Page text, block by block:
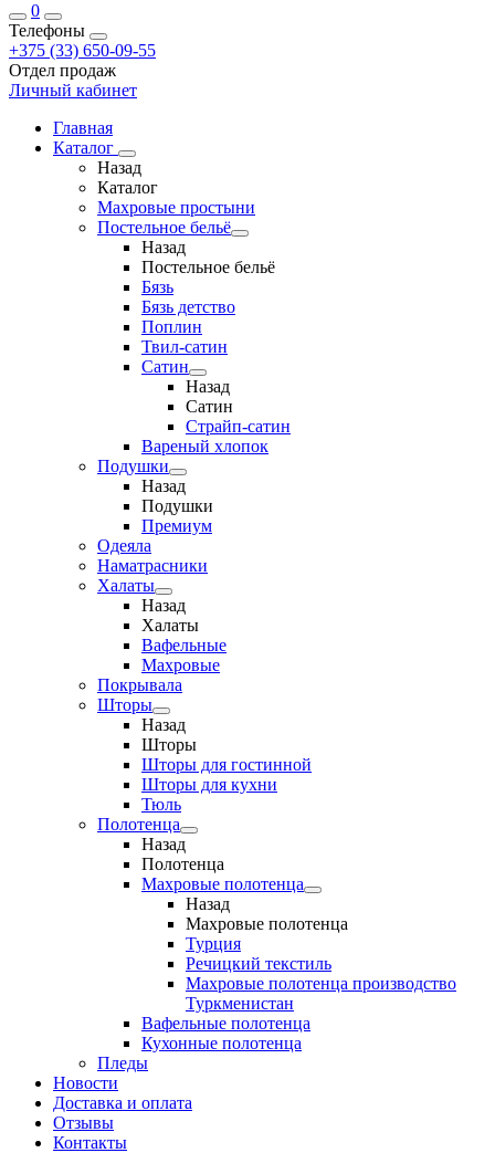
0
Телефоны
+375 (33) 650-09-55
Отдел продаж
Личный кабинет
Главная
Каталог
Назад
Каталог
Махровые простыни
Постельное бельё
Назад
Постельное бельё
Бязь
Бязь детство
Поплин
Твил-сатин
Сатин
Назад
Сатин
Страйп-сатин
Вареный хлопок
Подушки
Назад
Подушки
Премиум
Одеяла
Наматрасники
Халаты
Назад
Халаты
Вафельные
Махровые
Покрывала
Шторы
Назад
Шторы
Шторы для гостинной
Шторы для кухни
Тюль
Полотенца
Назад
Полотенца
Махровые полотенца
Назад
Махровые полотенца
Турция
Речицкий текстиль
Махровые полотенца производство
Туркменистан
Вафельные полотенца
Кухонные полотенца
Пледы
Новости
Доставка и оплата
Отзывы
Контакты